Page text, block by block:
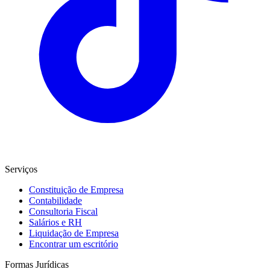
Serviços
Constituição de Empresa
Contabilidade
Consultoria Fiscal
Salários e RH
Liquidação de Empresa
Encontrar um escritório
Formas Jurídicas